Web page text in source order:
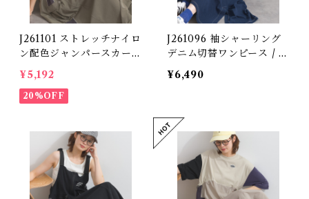
J261101 ストレッチナイロ
ン配色ジャンパースカート
/ Stretch Nylon Color
Block Jumper Skirt (残
りわずか)
¥5,192
20%OFF
J261096 袖シャーリング
デニム切替ワンピース / S
hirring Sleeve Denim P
anel Dress (残りわずか)
¥6,490